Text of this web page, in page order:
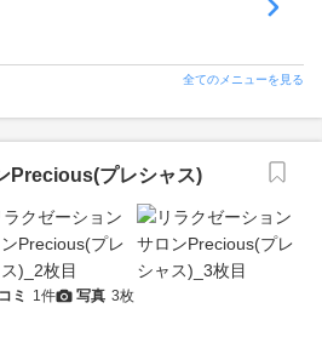
全てのメニューを見る
Precious(プレシャス)
ミ 1件 写真 3枚